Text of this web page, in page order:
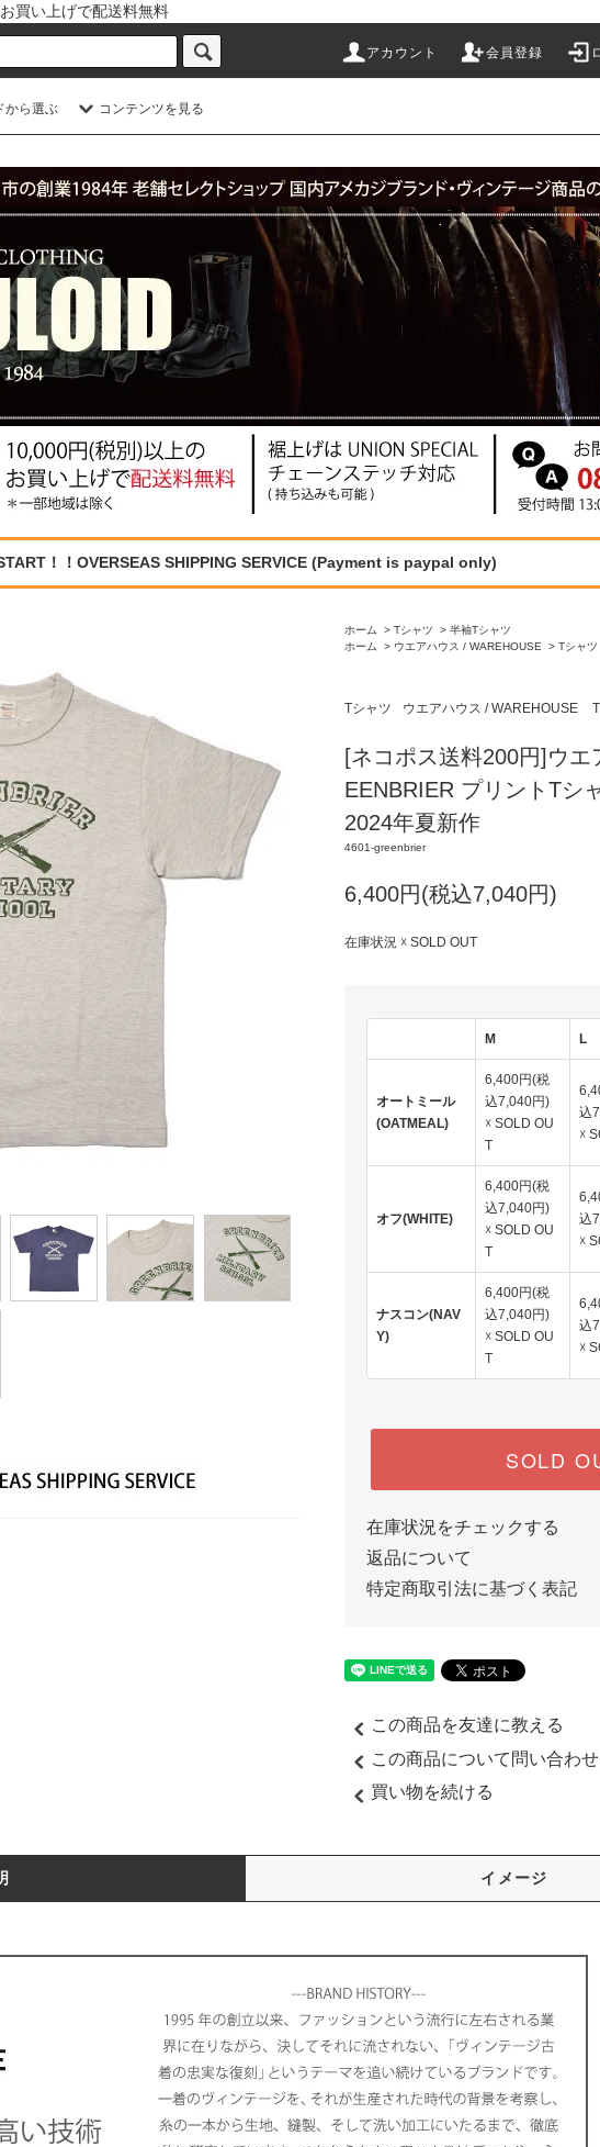
買い上げで配送料無料
アカウント 会員登録
から選ぶ コンテンツを見る
！！OVERSEAS SHIPPING SERVICE (Payment is paypal only)
ホーム > Tシャツ > 半袖Tシャツ
ホーム
> ウエアハウス / WAREHOUSE > Tシャツ
Tシャツ ウエアハウス / WAREHOUSE
[ネコポス送料200円]ウ
EENBRIER プリントTシ
2024年夏新作
4601-greenbrier
6,400円(税込7,040円)
在庫状況 ☓ SOLD OUT
M L
オートミール
(OATMEAL)
6,400円(税
込7,040円)
☓ SOLD OU
T
込
☓
オフ(WHITE)
6,400円(税
込7,040円)
☓ SOLD OU
T
込
☓
ナスコン(NAV
Y)
6,400円(税
込7,040円)
☓ SOLD OU
T
込
☓
SOLD
在庫状況をチェックする
返品について
特定商取引法に基づく表記
この商品を友達に教える
この商品について問い合わ
買い物を続ける
イメージ